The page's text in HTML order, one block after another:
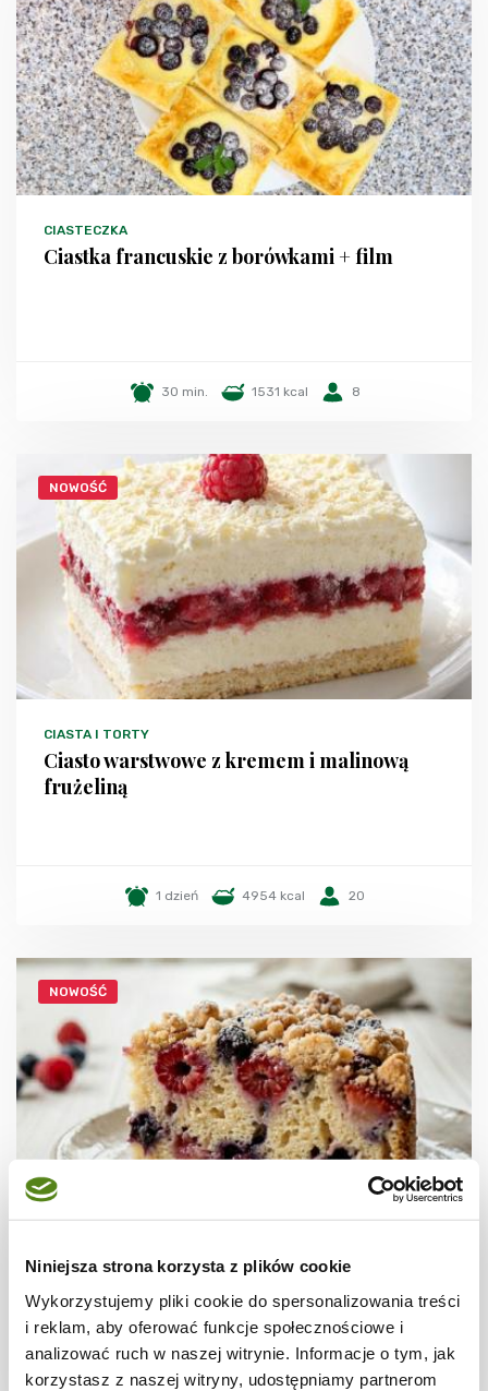
Niniejsza strona korzysta z plików cookie
Wykorzystujemy pliki cookie do spersonalizowania treści
i reklam, aby oferować funkcje społecznościowe i
analizować ruch w naszej witrynie. Informacje o tym, jak
korzystasz z naszej witryny, udostępniamy partnerom
CIASTECZKA
Ciastka francuskie z borówkami + film
30 min. 1531 kcal 8
NOWOŚĆ
CIASTA I TORTY
Ciasto warstwowe z kremem i malinową
frużeliną
1 dzień 4954 kcal 20
NOWOŚĆ
Ciasto jogurtowe z letnimi owocami i
kruszonką